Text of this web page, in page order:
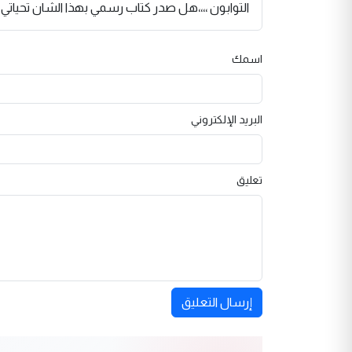
التوابون ،،،،هل صدر كتاب رسمي بهذا الشان تحياتي
اسمك
البريد الإلكتروني
تعليق
إرسال التعليق